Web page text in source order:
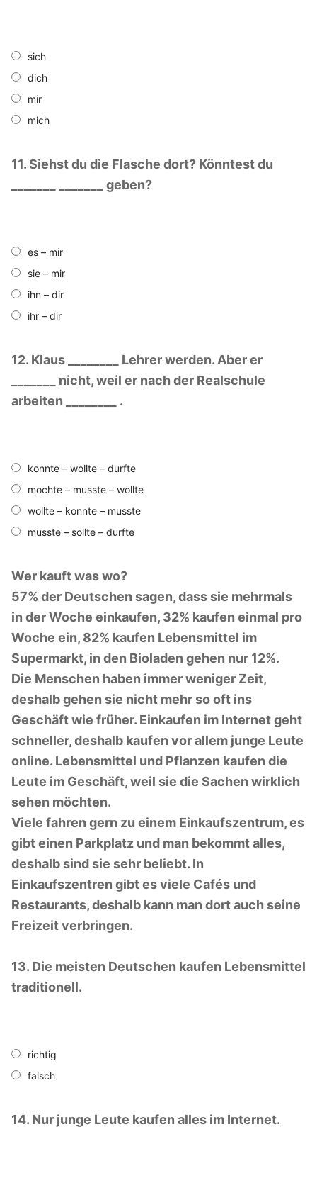
sich
dich
mir
mich
11. Siehst du die Flasche dort? Könntest du
_______ _______ geben?
es – mir
sie – mir
ihn – dir
ihr – dir
12. Klaus ________ Lehrer werden. Aber er
_______ nicht, weil er nach der Realschule
arbeiten ________ .
konnte – wollte – durfte
mochte – musste – wollte
wollte – konnte – musste
musste – sollte – durfte
Wer kauft was wo?
57% der Deutschen sagen, dass sie mehrmals
in der Woche einkaufen, 32% kaufen einmal pro
Woche ein, 82% kaufen Lebensmittel im
Supermarkt, in den Bioladen gehen nur 12%.
Die Menschen haben immer weniger Zeit,
deshalb gehen sie nicht mehr so oft ins
Geschäft wie früher. Einkaufen im Internet geht
schneller, deshalb kaufen vor allem junge Leute
online. Lebensmittel und Pflanzen kaufen die
Leute im Geschäft, weil sie die Sachen wirklich
sehen möchten.
Viele fahren gern zu einem Einkaufszentrum, es
gibt einen Parkplatz und man bekommt alles,
deshalb sind sie sehr beliebt. In
Einkaufszentren gibt es viele Cafés und
Restaurants, deshalb kann man dort auch seine
Freizeit verbringen.
13. Die meisten Deutschen kaufen Lebensmittel
traditionell.
richtig
falsch
14. Nur junge Leute kaufen alles im Internet.